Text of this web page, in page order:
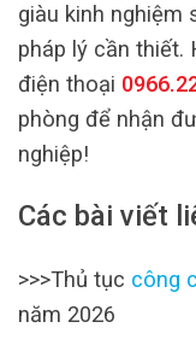
giàu kinh nghiệm
pháp lý cần thiết.
điện thoại
phòng để nhận
nghiệp!
Các bài viết
>>>Thủ tục công
năm 2026